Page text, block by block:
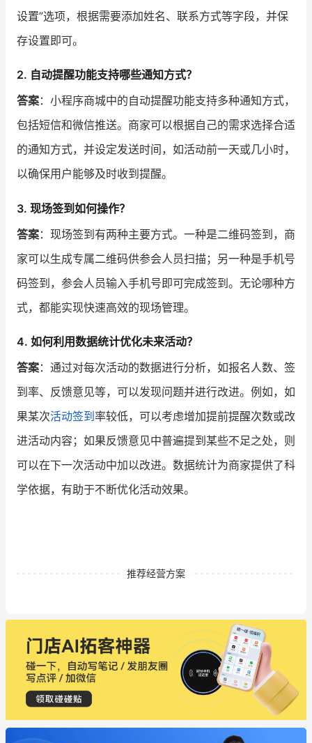
设置”选项，根据需要添加姓名、联系方式等字段，并保
存设置即可。
2. 自动提醒功能支持哪些通知方式？
答案：小程序商城中的自动提醒功能支持多种通知方式，
包括短信和微信推送。商家可以根据自己的需求选择合适
的通知方式，并设定发送时间，如活动前一天或几小时，
以确保用户能够及时收到提醒。
3. 现场签到如何操作？
答案：现场签到有两种主要方式。一种是二维码签到，商
家可以生成专属二维码供参会人员扫描；另一种是手机号
码签到，参会人员输入手机号即可完成签到。无论哪种方
式，都能实现快速高效的现场管理。
4. 如何利用数据统计优化未来活动？
答案：通过对每次活动的数据进行分析，如报名人数、签
到率、反馈意见等，可以发现问题并进行改进。例如，如
果某次活动签到率较低，可以考虑增加提前提醒次数或改
进活动内容；如果反馈意见中普遍提到某些不足之处，则
可以在下一次活动中加以改进。数据统计为商家提供了科
学依据，有助于不断优化活动效果。
推荐经营方案